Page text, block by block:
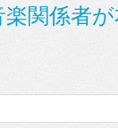
楽関係者